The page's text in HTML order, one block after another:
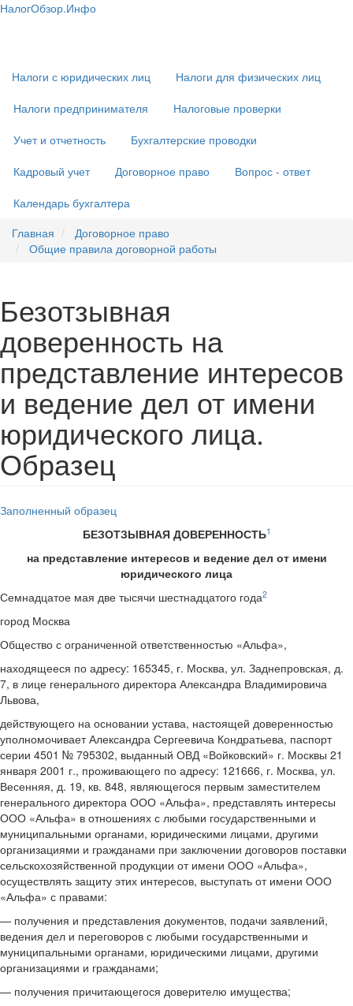
Перейти
НалогОбзор.Инфо
Налоги с юридических лиц
Налоги для физических лиц
Налоги предпринимателя
Налоговые проверки
Учет и отчетность
Бухгалтерские проводки
Кадровый учет
Договорное право
Вопрос - ответ
Календарь бухгалтера
Главная
Договорное право
Общие правила договорной работы
Безотзывная
доверенность на
представление интересов
и ведение дел от имени
юридического лица.
Образец
Заполненный образец
БЕЗОТЗЫВНАЯ ДОВЕРЕННОСТЬ1
на представление интересов и ведение дел от имени
юридического лица
Семнадцатое мая две тысячи шестнадцатого года2
город Москва
Общество с ограниченной ответственностью «Альфа»,
находящееся по адресу: 165345, г. Москва, ул. Заднепровская, д.
7, в лице генерального директора Александра Владимировича
Львова,
действующего на основании устава, настоящей доверенностью
уполномочивает Александра Сергеевича Кондратьева, паспорт
серии 4501 № 795302, выданный ОВД «Войковский» г. Москвы 21
января 2001 г., проживающего по адресу: 121666, г. Москва, ул.
Весенняя, д. 19, кв. 848, являющегося первым заместителем
генерального директора ООО «Альфа», представлять интересы
ООО «Альфа» в отношениях с любыми государственными и
муниципальными органами, юридическими лицами, другими
организациями и гражданами при заключении договоров поставки
сельскохозяйственной продукции от имени ООО «Альфа»,
осуществлять защиту этих интересов, выступать от имени ООО
«Альфа» с правами:
— получения и представления документов, подачи заявлений,
ведения дел и переговоров с любыми государственными и
муниципальными органами, юридическими лицами, другими
организациями и гражданами;
— получения причитающегося доверителю имущества;